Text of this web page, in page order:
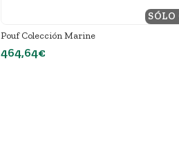
Pouf Colección Marine
464,64€